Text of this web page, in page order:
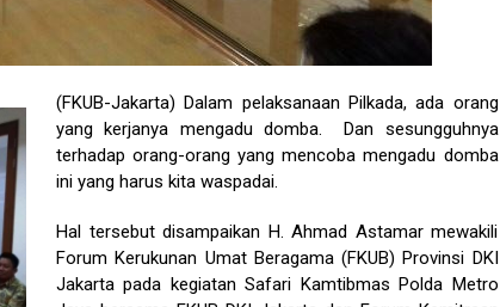
(FKUB-Jakarta) Dalam pelaksanaan Pilkada, ada orang
yang kerjanya mengadu domba. Dan sesungguhnya
terhadap orang-orang yang mencoba mengadu domba
ini yang harus kita waspadai.
Hal tersebut disampaikan H. Ahmad Astamar mewakili
Forum Kerukunan Umat Beragama (FKUB) Provinsi DKI
Jakarta pada kegiatan Safari Kamtibmas Polda Metro